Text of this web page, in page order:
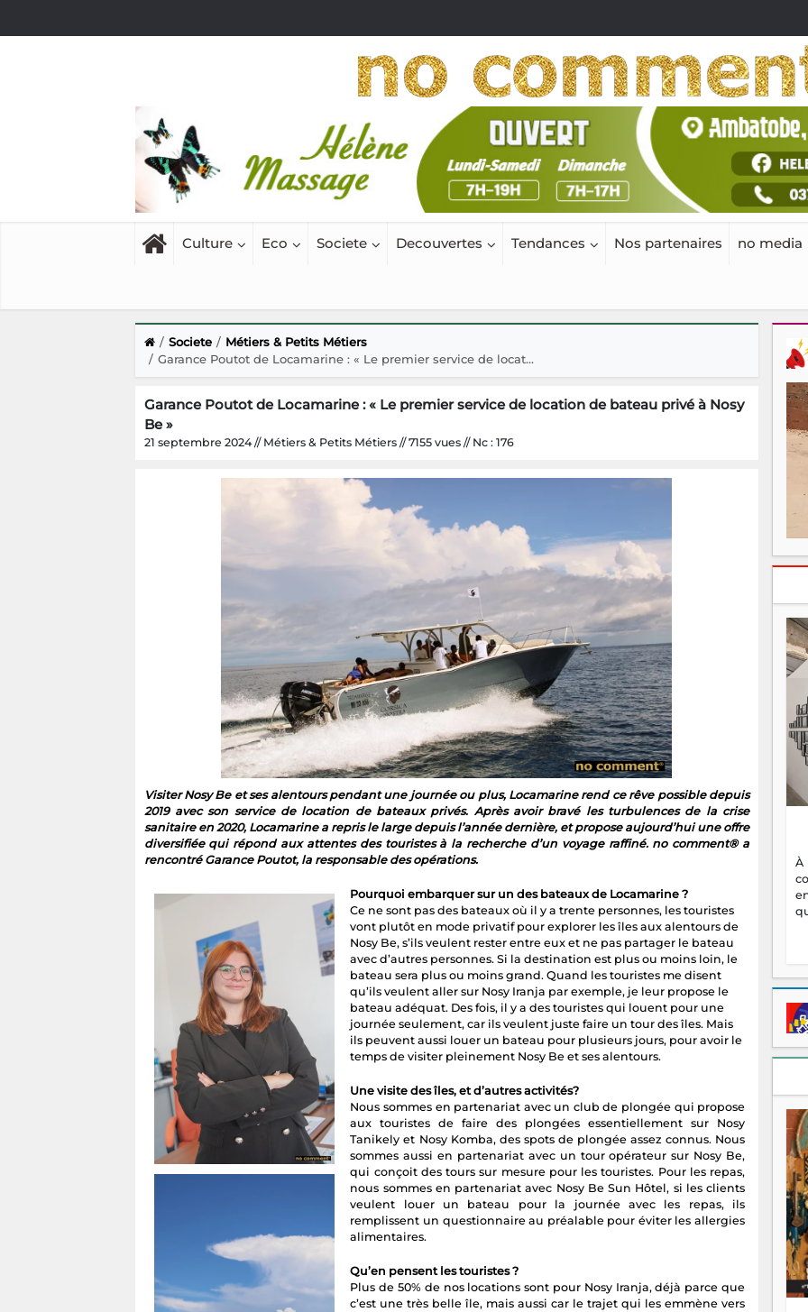
Culture Eco Societe Decouvertes Tendances Nos partenaires no media
Societe
Métiers & Petits Métiers
Garance Poutot de Locamarine : « Le premier service de locat...
Garance Poutot de Locamarine : « Le premier service de location de bateau privé à Nosy
Be »
21 septembre 2024 // Métiers & Petits Métiers // 7155 vues // Nc : 176
Visiter Nosy Be et ses alentours pendant une journée ou plus, Locamarine rend ce rêve possible depuis
2019 avec son service de location de bateaux privés. Après avoir bravé les turbulences de la crise
sanitaire en 2020, Locamarine a repris le large depuis l’année dernière, et propose aujourd’hui une offre
diversifiée qui répond aux attentes des touristes à la recherche d’un voyage raffiné. no comment® a
rencontré Garance Poutot, la responsable des opérations.
Pourquoi embarquer sur un des bateaux de Locamarine ?
Ce ne sont pas des bateaux où il y a trente personnes, les touristes
vont plutôt en mode privatif pour explorer les îles aux alentours de
Nosy Be, s’ils veulent rester entre eux et ne pas partager le bateau
avec d’autres personnes. Si la destination est plus ou moins loin, le
bateau sera plus ou moins grand. Quand les touristes me disent
qu’ils veulent aller sur Nosy Iranja par exemple, je leur propose le
bateau adéquat. Des fois, il y a des touristes qui louent pour une
journée seulement, car ils veulent juste faire un tour des îles. Mais
ils peuvent aussi louer un bateau pour plusieurs jours, pour avoir le
temps de visiter pleinement Nosy Be et ses alentours.
Une visite des îles, et d’autres activités?
Nous sommes en partenariat avec un club de plongée qui propose
aux touristes de faire des plongées essentiellement sur Nosy
Tanikely et Nosy Komba, des spots de plongée assez connus. Nous
sommes aussi en partenariat avec un tour opérateur sur Nosy Be,
qui conçoit des tours sur mesure pour les touristes. Pour les repas,
nous sommes en partenariat avec Nosy Be Sun Hôtel, si les clients
veulent louer un bateau pour la journée avec les repas, ils
remplissent un questionnaire au préalable pour éviter les allergies
alimentaires.
Qu’en pensent les touristes ?
Plus de 50% de nos locations sont pour Nosy Iranja, déjà parce que
c’est une très belle île, mais aussi car le trajet qui les emmène vers